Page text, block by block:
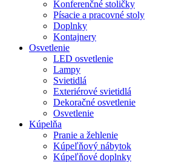
Konferenčné stoličky
Písacie a pracovné stoly
Doplnky
Kontajnery
Osvetlenie
LED osvetlenie
Lampy
Svietidlá
Exteriérové svietidlá
Dekoračné osvetlenie
Osvetlenie
Kúpelňa
Pranie a žehlenie
Kúpeľňový nábytok
Kúpeľňové doplnky